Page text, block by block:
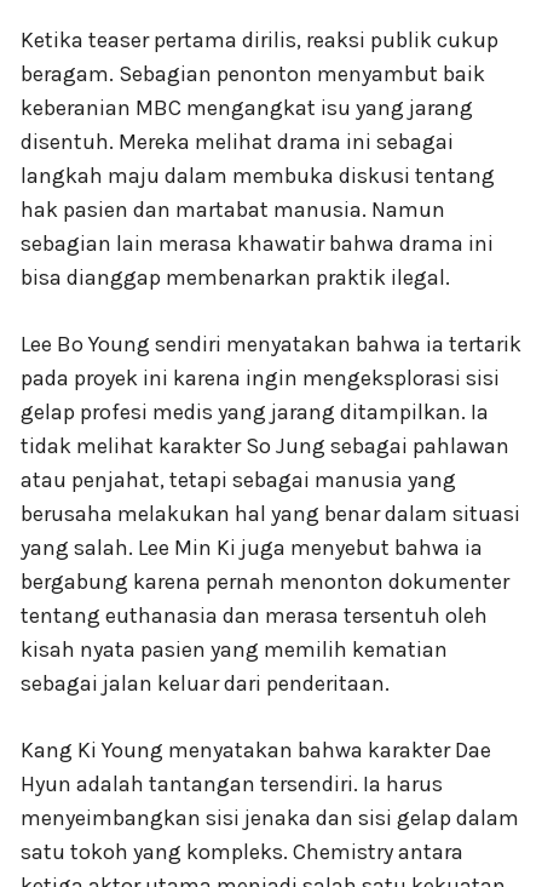
Ketika teaser pertama dirilis, reaksi publik cukup
beragam. Sebagian penonton menyambut baik
keberanian MBC mengangkat isu yang jarang
disentuh. Mereka melihat drama ini sebagai
langkah maju dalam membuka diskusi tentang
hak pasien dan martabat manusia. Namun
sebagian lain merasa khawatir bahwa drama ini
bisa dianggap membenarkan praktik ilegal.
Lee Bo Young sendiri menyatakan bahwa ia tertarik
pada proyek ini karena ingin mengeksplorasi sisi
gelap profesi medis yang jarang ditampilkan. Ia
tidak melihat karakter So Jung sebagai pahlawan
atau penjahat, tetapi sebagai manusia yang
berusaha melakukan hal yang benar dalam situasi
yang salah. Lee Min Ki juga menyebut bahwa ia
bergabung karena pernah menonton dokumenter
tentang euthanasia dan merasa tersentuh oleh
kisah nyata pasien yang memilih kematian
sebagai jalan keluar dari penderitaan.
Kang Ki Young menyatakan bahwa karakter Dae
Hyun adalah tantangan tersendiri. Ia harus
menyeimbangkan sisi jenaka dan sisi gelap dalam
satu tokoh yang kompleks. Chemistry antara